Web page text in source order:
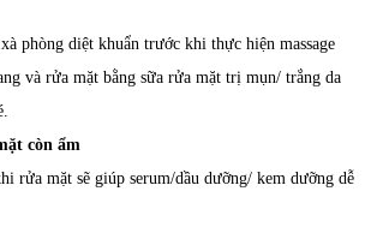
phòng diệt khuẩn trước khi thực hiện massage
và rửa mặt bằng sữa rửa mặt trị mụn/ trắng da
còn ẩm
rửa mặt sẽ giúp serum/dầu dưỡng/ kem dưỡng dễ